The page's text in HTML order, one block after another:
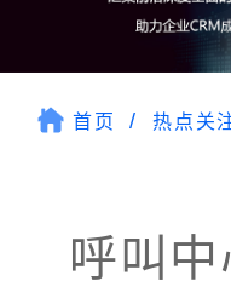
首页 热点关
呼叫